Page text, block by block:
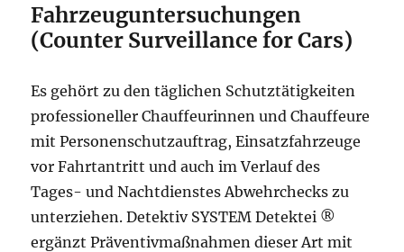
Fahrzeuguntersuchungen
(Counter Surveillance for Cars)
Es gehört zu den täglichen Schutztätigkeiten
professioneller Chauffeurinnen und Chauffeure
mit Personenschutzauftrag, Einsatzfahrzeuge
vor Fahrtantritt und auch im Verlauf des
Tages- und Nachtdienstes Abwehrchecks zu
unterziehen. Detektiv SYSTEM Detektei ®
ergänzt Präventivmaßnahmen dieser Art mit